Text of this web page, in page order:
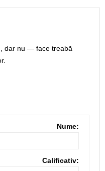
dar nu — face treabă
Nume:
Calificativ: